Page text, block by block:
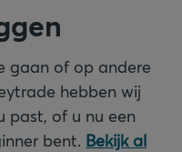
gaan of op andere
hebben wij
past, of u nu een
bent. Bekijk al